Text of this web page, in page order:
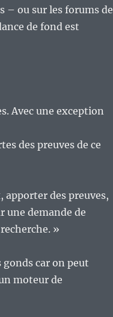
– ou sur les forums de
de fond est
Avec une exception
des preuves de ce
apporter des preuves,
une demande de
»
car on peut
moteur de